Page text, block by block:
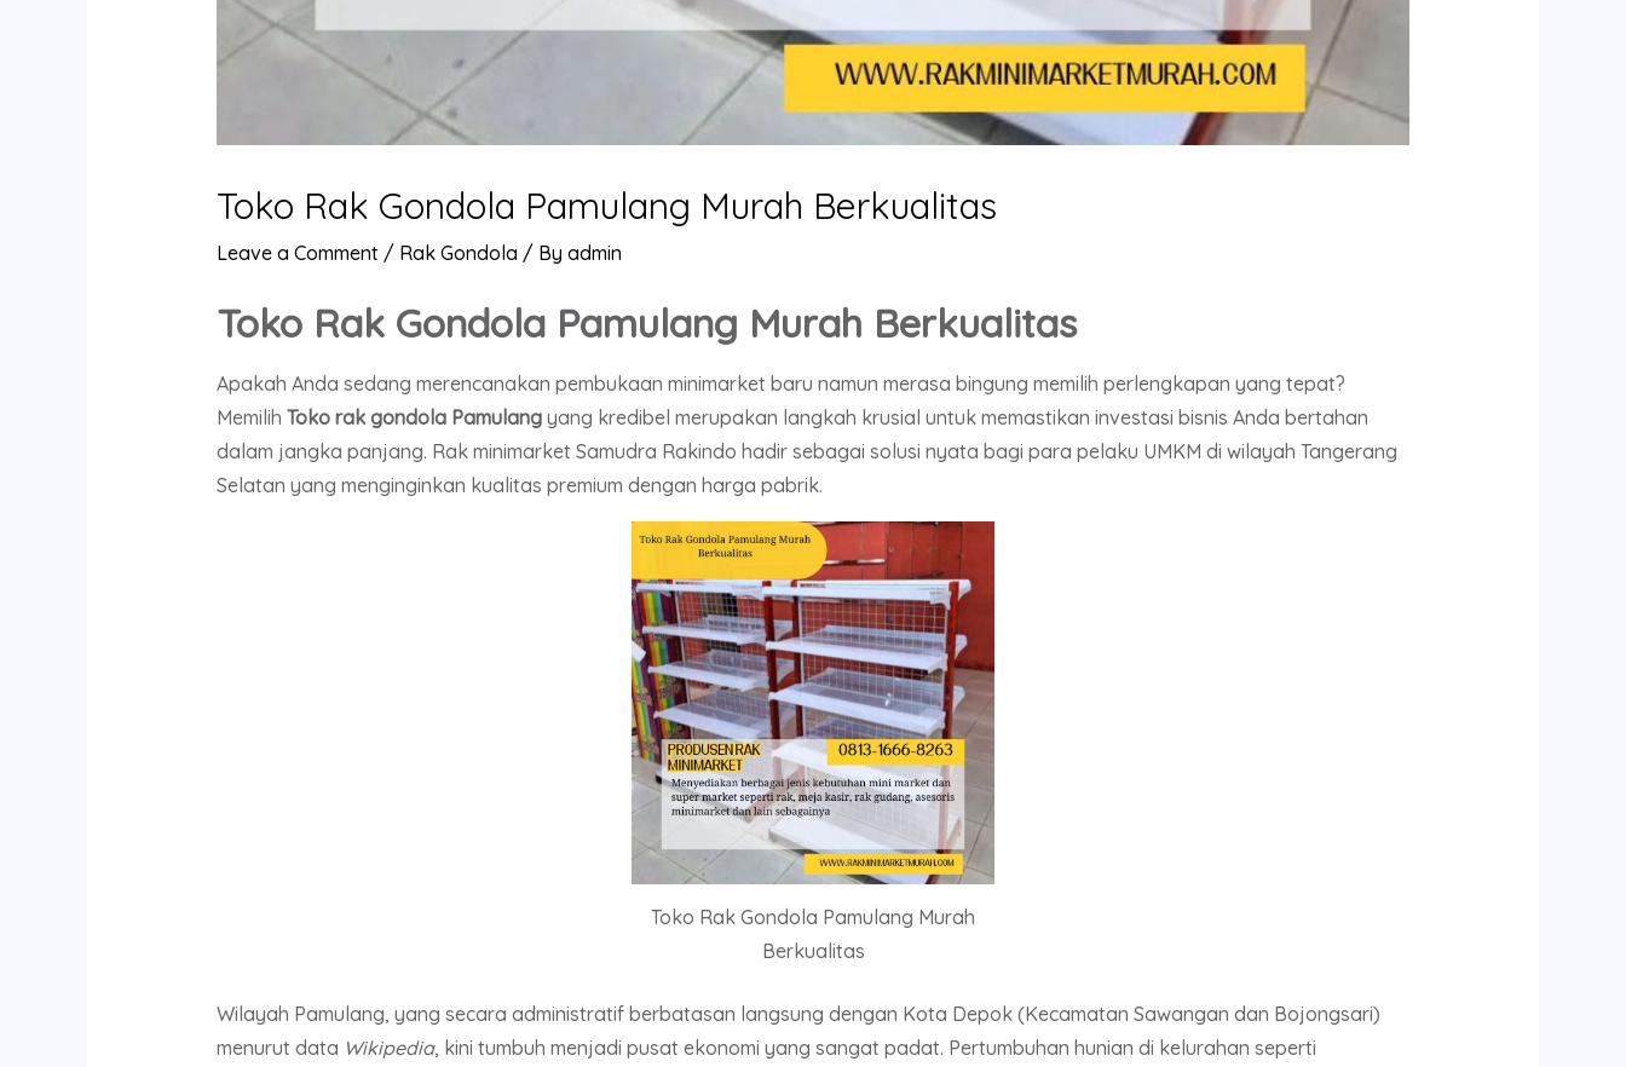
Toko Rak Gondola Pamulang Murah Berkualitas
Leave a Comment / Rak Gondola / By admin
Toko Rak Gondola Pamulang Murah Berkualitas
Apakah Anda sedang merencanakan pembukaan minimarket baru namun merasa bingung memilih perlengkapan yang tepat?
Memilih Toko rak gondola Pamulangyang kredibel merupakan langkah krusial untuk memastikan investasi bisnis Anda bertahan
dalam jangka panjang. Rak minimarket Samudra Rakindo hadir sebagai solusi nyata bagi para pelaku UMKM di wilayah Tangerang
Selatan yang menginginkan kualitas premium dengan harga pabrik.
Toko Rak Gondola Pamulang Murah
Berkualitas
Wilayah Pamulang, yang secara administratif berbatasan langsung dengan Kota Depok (Kecamatan Sawangan dan Bojongsari)
menurut data Wikipedia, kini tumbuh menjadi pusat ekonomi yang sangat padat. Pertumbuhan hunian di kelurahan seperti